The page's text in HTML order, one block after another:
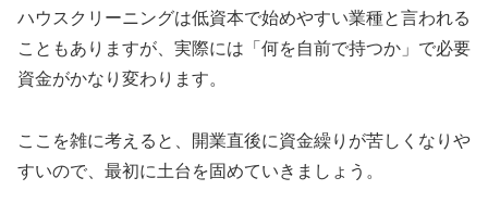
ハウスクリーニングは低資本で始めやすい業種と言われる
こともありますが、実際には「何を自前で持つか」で必要
資金がかなり変わります。
ここを雑に考えると、開業直後に資金繰りが苦しくなりや
すいので、最初に土台を固めていきましょう。